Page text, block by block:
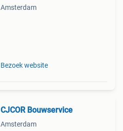
Amsterdam
Bezoek website
CJCOR Bouwservice
Amsterdam